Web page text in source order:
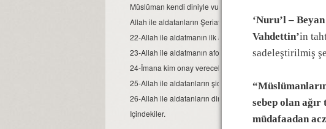
Müslüman kendi diniyle vuruluyor
Allah ile aldatanların Şeriat oyunu, Allah aldatma aracı
22-Allah ile aldatmanın ilk adımı, Allah ile aldatma aracı
23-Allah ile aldatmanın aforoz mekanizması, Aaforozun
24-İmana kim onay verecek?, Allah ile aldatanların iftira
25-Allah ile aldatanların şiddet tutkusu
26-Allah ile aldatanların diri diri yakma Sadizmi, Sevgiyi
Içindekiler.
‘Nuru’l –
Vahdettin’in
sadeleştirilmiş
sebep olan
müdafaadan